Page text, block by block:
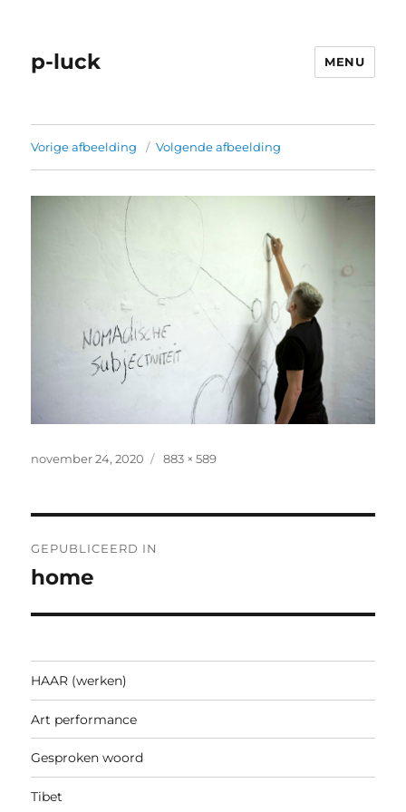
p-luck MENU
Vorige afbeelding Volgende afbeelding
Geplaatst
november 24, 2020
Volledige
883 × 589
navigatie
GEPUBLICEERD IN
home
HAAR (werken)
Art performance
Gesproken woord
Tibet